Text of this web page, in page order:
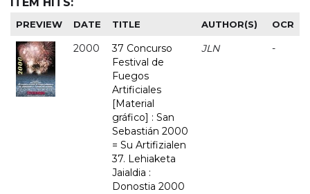
ITEM HITS:
PREVIEW DATE TITLE AUTHOR(S) OCR
2000
37 Concurso
Festival de
Fuegos
Artificiales
[Material
gráfico] : San
Sebastián 2000
= Su Artifizialen
37. Lehiaketa
Jaialdia :
Donostia 2000
JLN -